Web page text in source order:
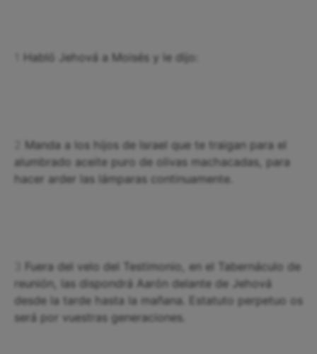
Habló Jehová a Moisés y le dijo:
Manda a los hijos de Israel que te traigan para el
alumbrado aceite puro de olivas machacadas, para
hacer arder las lámparas continuamente.
Fuera del velo del Testimonio, en el Tabernáculo de
reunión, las dispondrá Aarón delante de Jehová
desde la tarde hasta la mañana. Estatuto perpetuo os
será por vuestras generaciones.